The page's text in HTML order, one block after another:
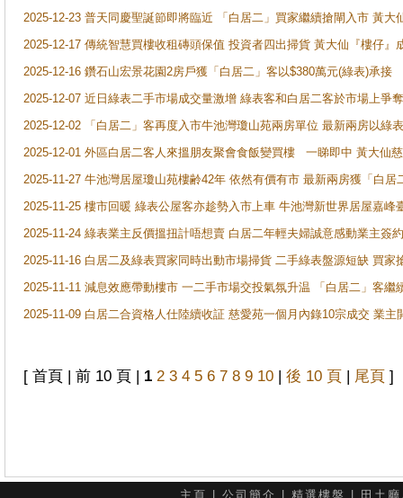
2025-12-23 普天同慶聖誕節即將臨近 「白居二」買家繼續搶閘入市 黃
2025-12-17 傳統智慧買樓收租磚頭保值 投資者四出掃貨 黃大仙『樓仔
2025-12-16 鑽石山宏景花園2房戶獲「白居二」客以$380萬元(綠表)承接
2025-12-07 近日綠表二手市場成交量激增 綠表客和白居二客於市場上
2025-12-02 「白居二」客再度入市牛池灣瓊山苑兩房單位 最新兩房以綠
2025-12-01 外區白居二客人來搵朋友聚會食飯變買樓 一睇即中 黃大仙
2025-11-27 牛池灣居屋瓊山苑樓齢42年 依然有價有市 最新兩房獲「白居
2025-11-25 樓市回暖 綠表公屋客亦趁勢入市上車 牛池灣新世界居屋嘉峰
2025-11-24 綠表業主反價搵扭計唔想賣 白居二年輕夫婦誠意感動業主簽
2025-11-16 白居二及綠表買家同時出動市場掃貨 二手綠表盤源短缺 買
2025-11-11 減息效應帶動樓市 一二手市場交投氣氛升温 「白居二」客
2025-11-09 白居二合資格人仕陸續收証 慈愛苑一個月內錄10宗成交 業
[ 首頁 | 前 10 頁 | 1 2 3 4 5 6 7 8 9 10 | 後 10 頁 | 尾頁 ]
主頁 公司簡介 精選樓盤 田土